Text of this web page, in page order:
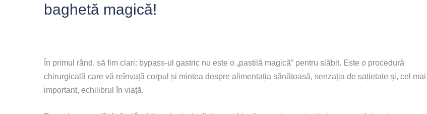
baghetă magică!
În primul rând, să fim clari: bypass-ul gastric nu este o „pastilă magică” pentru slăbit. Este o procedură
chirurgicală care vă reînvață corpul și mintea despre alimentația sănătoasă, senzația de sațietate și, cel mai
important, echilibrul în viață.